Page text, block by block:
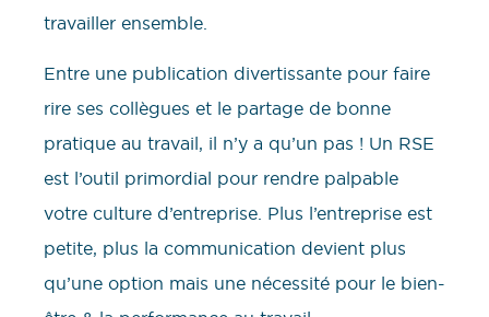
travailler ensemble.
Entre une publication divertissante pour faire
rire ses collègues et le partage de bonne
pratique au travail, il n’y a qu’un pas ! Un RSE
est l’outil primordial pour rendre palpable
votre culture d’entreprise. Plus l’entreprise est
petite, plus la communication devient plus
qu’une option mais une nécessité pour le bien-